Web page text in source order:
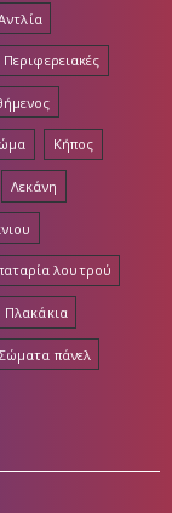
Περιφερειακές
Κήπος
Λεκάνη
λουτρού
Πλακάκια
Σώματα πάνελ